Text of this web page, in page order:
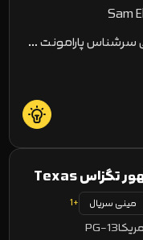
Sam
دانلود سریال ظهور تگزاس Texas
مینی سریال +1
PG-13